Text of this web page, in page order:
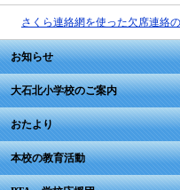
さくら連絡網を使った欠席連絡
お知らせ
大石北小学校のご案内
おたより
本校の教育活動